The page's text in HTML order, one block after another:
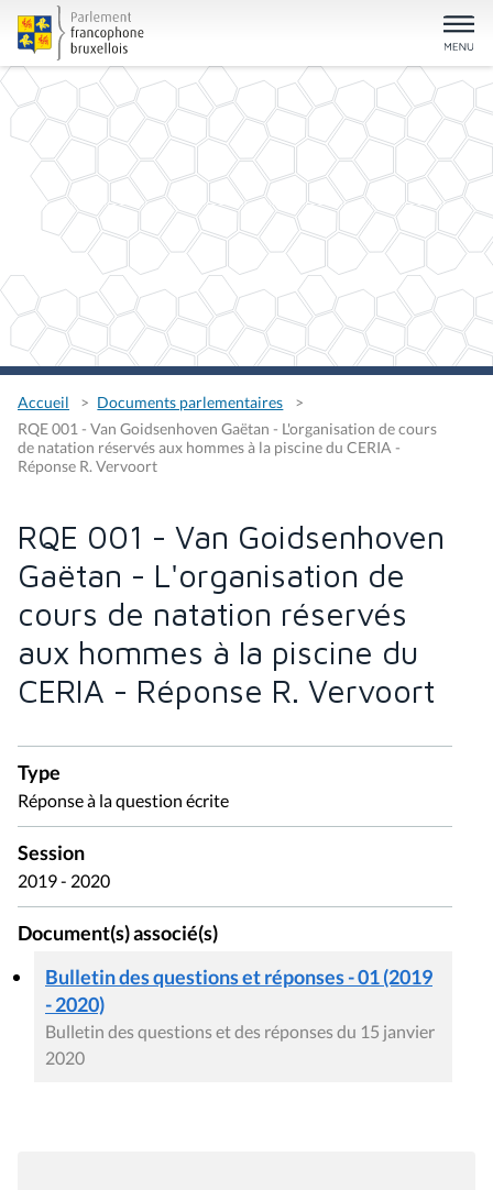
Accueil
Documents parlementaires
RQE 001 - Van Goidsenhoven Gaëtan - L'organisation de cours
de natation réservés aux hommes à la piscine du CERIA -
Réponse R. Vervoort
RQE 001 - Van Goidsenhoven
Gaëtan - L'organisation de
cours de natation réservés
aux hommes à la piscine du
CERIA - Réponse R. Vervoort
Type
Réponse à la question écrite
Session
2019 - 2020
Document(s) associé(s)
Bulletin des questions et réponses - 01 (2019
- 2020)
Bulletin des questions et des réponses du 15 janvier
2020